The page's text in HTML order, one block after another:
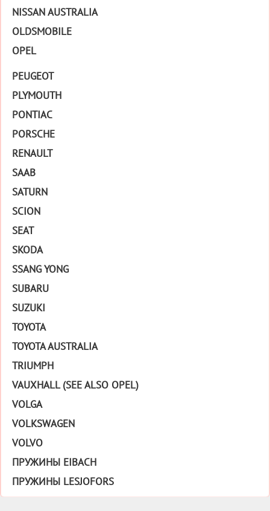
NISSAN AUSTRALIA
OLDSMOBILE
OPEL
PEUGEOT
PLYMOUTH
PONTIAC
PORSCHE
RENAULT
SAAB
SATURN
SCION
SEAT
SKODA
SSANG YONG
SUBARU
SUZUKI
TOYOTA
TOYOTA AUSTRALIA
TRIUMPH
VAUXHALL (SEE ALSO OPEL)
VOLGA
VOLKSWAGEN
VOLVO
ПРУЖИНЫ EIBACH
ПРУЖИНЫ LESJOFORS